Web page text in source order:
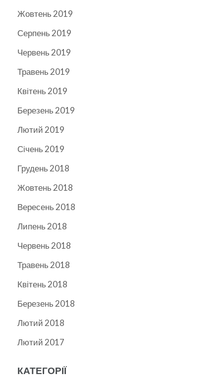
Жовтень 2019
Серпень 2019
Червень 2019
Травень 2019
Квітень 2019
Березень 2019
Лютий 2019
Січень 2019
Грудень 2018
Жовтень 2018
Вересень 2018
Липень 2018
Червень 2018
Травень 2018
Квітень 2018
Березень 2018
Лютий 2018
Лютий 2017
КАТЕГОРІЇ